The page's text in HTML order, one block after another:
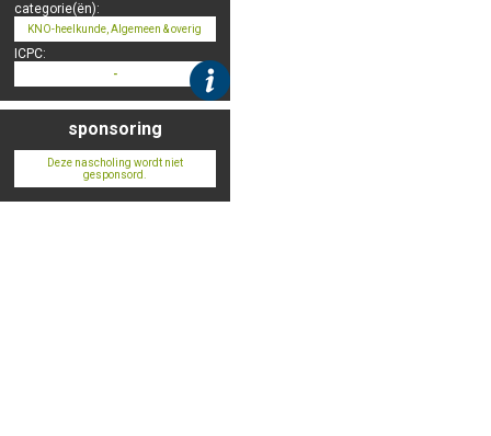
Inloggen
Info
categorie(ën):
KNO-heelkunde, Algemeen & overig
ICPC:
-
sponsoring
Deze nascholing wordt niet
gesponsord.